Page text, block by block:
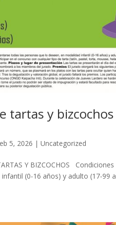
tartas y
5, 2026 |Uncategorized
Y BIZCOCHOS
(0-16 años) y adulto (17-